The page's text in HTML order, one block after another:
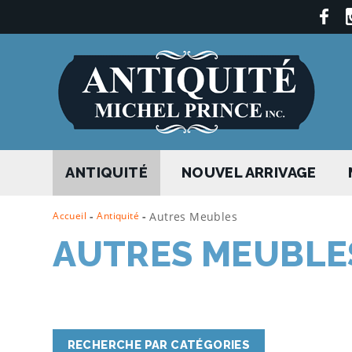
ANTIQUITÉ NOUVEL ARRIVAGE
Accueil - Antiquité - Autres Meubles
AUTRES
RECHERCHE PAR CATÉGORIES